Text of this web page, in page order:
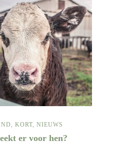
, KORT, NIEUWS
er voor hen?